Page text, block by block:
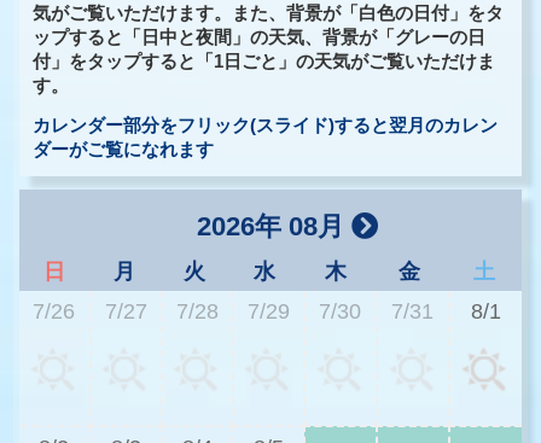
気がご覧いただけます。また、背景が「白色の日付」をタ
ップすると「日中と夜間」の天気、背景が「グレーの日
付」をタップすると「1日ごと」の天気がご覧いただけま
す。
カレンダー部分をフリック(スライド)すると翌月のカレン
ダーがご覧になれます
2026年 08月
日 月 火 水 木 金
土
7/26
7/27 7/28 7/29 7/30 7/31 8/1